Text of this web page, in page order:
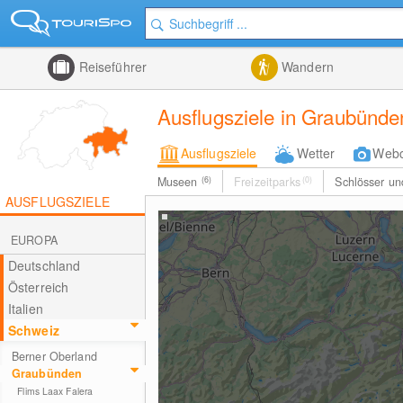
Reiseführer Wandern
Ausflugsziele in
Ausflugsziele Wetter
Museen (6) Freizeitparks (0) Schlösser
AUSFLUGSZIELE
EUROPA
Deutschland
Österreich
Italien
Schweiz
Berner Oberland
Graubünden
Flims Laax Falera